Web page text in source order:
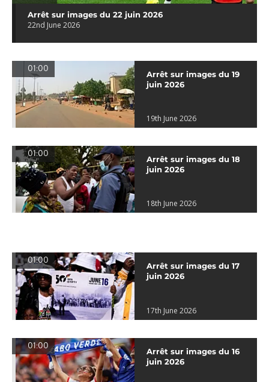
Arrêt sur images du 22 juin 2026
22nd June 2026
01:00
Arrêt sur images du 19
juin 2026
19th June 2026
01:00
Arrêt sur images du 18
juin 2026
18th June 2026
01:00
Arrêt sur images du 17
juin 2026
17th June 2026
01:00
Arrêt sur images du 16
juin 2026